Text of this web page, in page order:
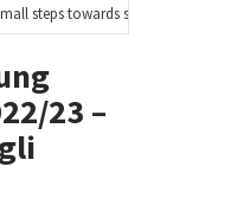
towards sustainability –
di studio 2026/27
23 –